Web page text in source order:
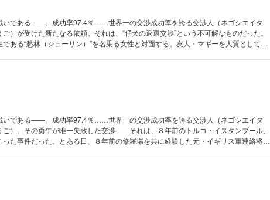
いである――。成功率97.4％……世界一の交渉成功率を誇る交渉人（ネゴシエイタ
）が受けた新たなる依頼。それは、“仔犬の返還交渉”という不可解なものだった。
ある“愁林（シューリン）”を名乗る女性と対面する。友人・マギーを人質として取
いである――。成功率97.4％……世界一の交渉成功率を誇る交渉人（ネゴシエイタ
）。その勇午が唯一失敗した交渉――それは、８年前のトルコ・イスタンブール、
た事件だった。とある日、８年前の修羅場を共に経験した元・イギリス軍連絡将校